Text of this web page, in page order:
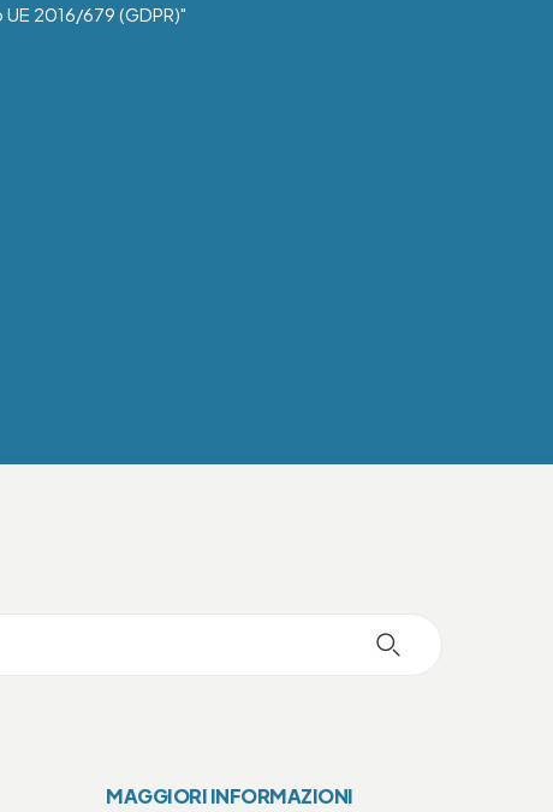
2016/679 (GDPR)"
MAGGIORI INFORMAZIONI